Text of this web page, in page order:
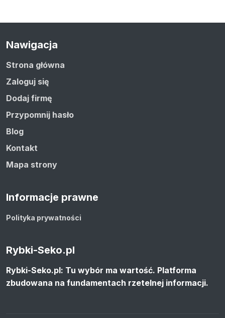
Nawigacja
Strona główna
Zaloguj się
Dodaj firmę
Przypomnij hasło
Blog
Kontakt
Mapa strony
Informacje prawne
Polityka prywatności
Rybki-Seko.pl
Rybki-Seko.pl: Tu wybór ma wartość. Platforma
zbudowana na fundamentach rzetelnej informacji.